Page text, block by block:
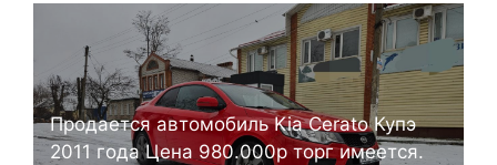
Продается автомобиль Kia Cerato Купэ
2011 года Цена 980.000р торг имеется.